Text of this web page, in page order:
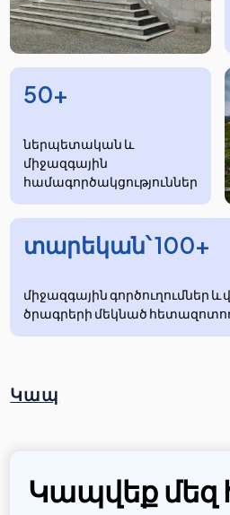
50+
ներպետական և
միջազգային
համագործակցություններ
տարեկան՝ 100+
միջազգային
ծրագրերի մեկնած
Կապ
Կապվեք մեզ